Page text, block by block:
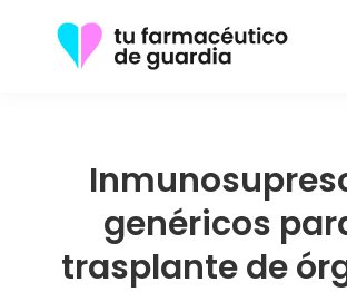
Guardia
información
sobre
genéricos
trasplante de